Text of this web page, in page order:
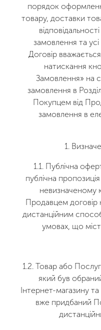
порядок
товару, доставки
замовлення та
Договір
натискання
Замовлення» на
замовлення в
Покупцем від
замовлення в
1.
1.1. Публічна
публічна
невизначеному
Продавцем договір
дистанційним
умовах, що
1.2. Товар або
який був
Інтернет-магазину
вже придбаний